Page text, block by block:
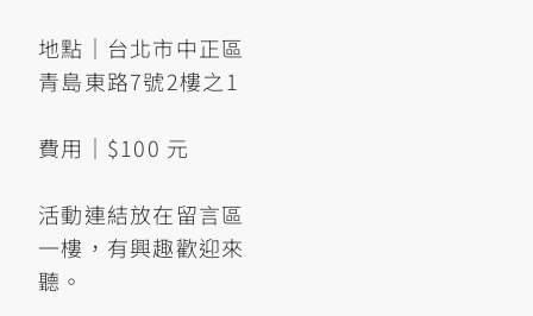
地點｜台北市中正區
青島東路7號2樓之1
費用｜$100 元
活動連結放在留言區
一樓，有興趣歡迎來
聽。